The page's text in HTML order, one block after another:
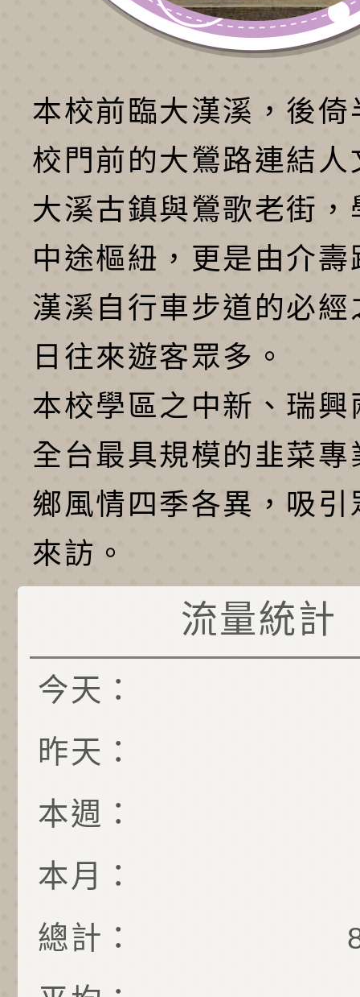
本校前臨大漢溪，後倚
校門前的大鶯路連結人
大溪古鎮與鶯歌老街，
中途樞紐，更是由介壽
漢溪自行車步道的必經
日往來遊客眾多。
本校學區之中新、瑞興
全台最具規模的韭菜專
鄉風情四季各異，吸引
來訪。
流量統計
今天：
昨天：
本週：
本月：
總計：